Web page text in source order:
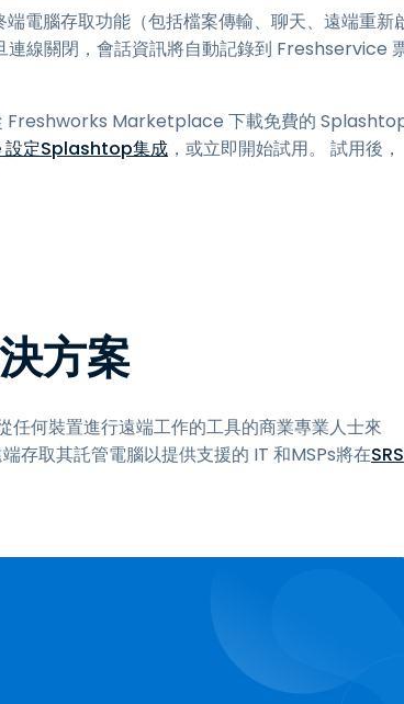
腦存取功能（包括檔案傳輸、聊天、遠端重新
連線關閉，會話資訊將自動記錄到 Freshservice
Freshworks Marketplace 下載免費的
定Splashtop集成 ，或立即開始試用。 試用後，
方案
何裝置進行遠端工作的工具的商業專業人士來
存取其託管電腦以提供支援的 IT 和MSPs將在SRS